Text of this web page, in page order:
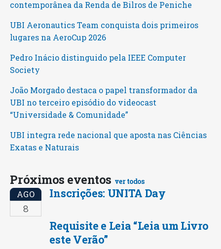
contemporânea da Renda de Bilros de Peniche
UBI Aeronautics Team conquista dois primeiros
lugares na AeroCup 2026
Pedro Inácio distinguido pela IEEE Computer
Society
João Morgado destaca o papel transformador da
UBI no terceiro episódio do videocast
“Universidade & Comunidade”
UBI integra rede nacional que aposta nas Ciências
Exatas e Naturais
Próximos eventos ver todos
AGO
8
Inscrições: UNITA Day
Requisite e Leia “Leia um Livro
este Verão”